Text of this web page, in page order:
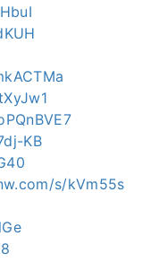
KB
s/kVm55s